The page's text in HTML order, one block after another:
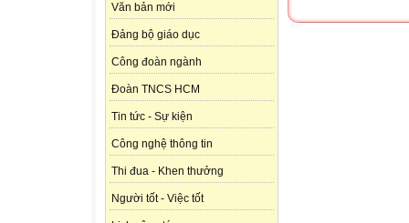
Văn bản mới
Đảng bộ giáo dục
Công đoàn ngành
Đoàn TNCS HCM
Tin tức - Sự kiện
Công nghệ thông tin
Thi đua - Khen thưởng
Người tốt - Việc tốt